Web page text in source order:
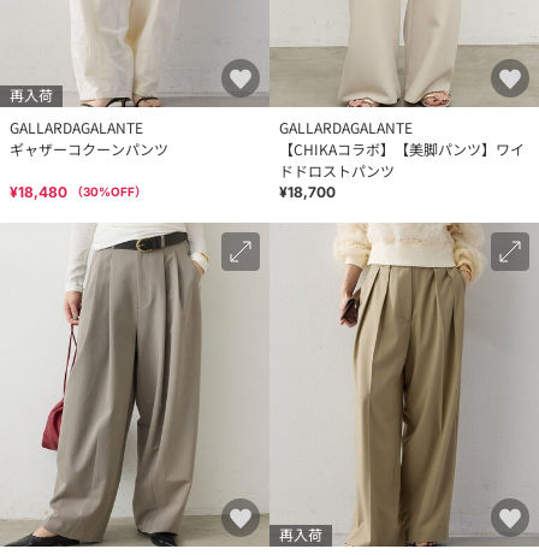
再入荷
GALLARDAGALANTE
ギャザーコクーンパンツ
¥18,480 （30%OFF）
GALLARDAGALANTE
【CHIKAコラボ】【美脚パンツ】ワイ
ドドロストパンツ
¥18,700
再入荷